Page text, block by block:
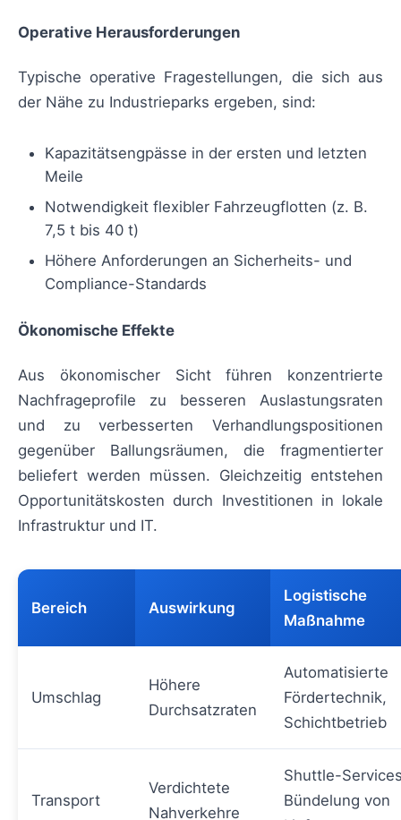
Operative Herausforderungen
Typische operative Fragestellungen, die sich aus
der Nähe zu Industrieparks ergeben, sind:
Kapazitätsengpässe in der ersten und letzten
Meile
Notwendigkeit flexibler Fahrzeugflotten (z. B.
7,5 t bis 40 t)
Höhere Anforderungen an Sicherheits- und
Compliance-Standards
Ökonomische Effekte
Aus ökonomischer Sicht führen konzentrierte
Nachfrageprofile zu besseren Auslastungsraten
und zu verbesserten Verhandlungspositionen
gegenüber Ballungsräumen, die fragmentierter
beliefert werden müssen. Gleichzeitig entstehen
Opportunitätskosten durch Investitionen in lokale
Infrastruktur und IT.
Bereich Auswirkung
Logistische
Maßnahme
Umschlag
Höhere
Durchsatzraten
Automatisierte
Fördertechnik,
Schichtbetrieb
Transport
Verdichtete
Nahverkehre
Shuttle-
Bündelung von